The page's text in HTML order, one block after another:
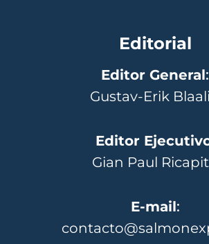
Editorial
Editor General:
Gustav-Erik
Editor
Gian Paul
E-mail: